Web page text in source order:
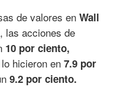
de valores en Wall
las acciones de
10 por ciento,
hicieron en 7.9 por
9.2 por ciento.